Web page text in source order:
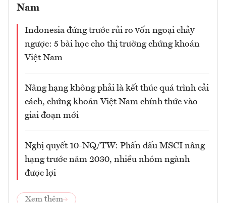
Nam
Indonesia đứng trước rủi ro vốn ngoại chảy
ngược: 5 bài học cho thị trường chứng khoán
Việt Nam
Nâng hạng không phải là kết thúc quá trình cải
cách, chứng khoán Việt Nam chính thức vào
giai đoạn mới
Nghị quyết 10-NQ/TW: Phấn đấu MSCI nâng
hạng trước năm 2030, nhiều nhóm ngành
được lợi
Xem thêm